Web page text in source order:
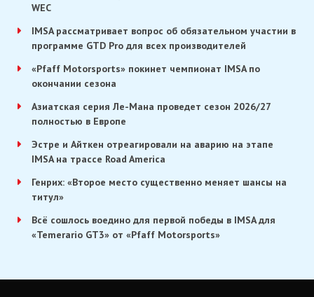
WEC
IMSA рассматривает вопрос об обязательном участии в
программе GTD Pro для всех производителей
«Pfaff Motorsports» покинет чемпионат IMSA по
окончании сезона
Азиатская серия Ле-Мана проведет сезон 2026/27
полностью в Европе
Эстре и Айткен отреагировали на аварию на этапе
IMSA на трассе Road America
Генрих: «Второе место существенно меняет шансы на
титул»
Всё сошлось воедино для первой победы в IMSA для
«Temerario GT3» от «Pfaff Motorsports»